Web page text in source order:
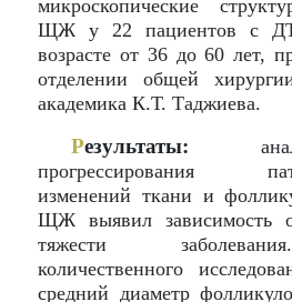
микроскопические
ЩЖ у 22 пациентов с
возрасте от 36 до 60 лет,
отделении общей
академика К.Т. Таджиева.
Результаты:
прогрессирования
изменений ткани и
ЩЖ выявил зависимость
тяжести
количественного
средний диаметр